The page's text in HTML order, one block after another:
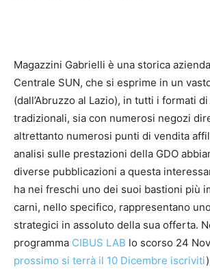
Magazzini Gabrielli è una storica
Centrale SUN, che si esprime in un
(dall’Abruzzo al Lazio), in tutti i formati
tradizionali, sia con numerosi negozi
altrettanto numerosi punti di vendita
analisi sulle prestazioni della GDO
diverse pubblicazioni a questa
ha nei freschi uno dei suoi bastioni più
carni, nello specifico, rappresentano
strategici in assoluto della sua offerta.
programma CIBUS LAB lo scorso 24
prossimo si terrà il 10 Dicembre iscriviti